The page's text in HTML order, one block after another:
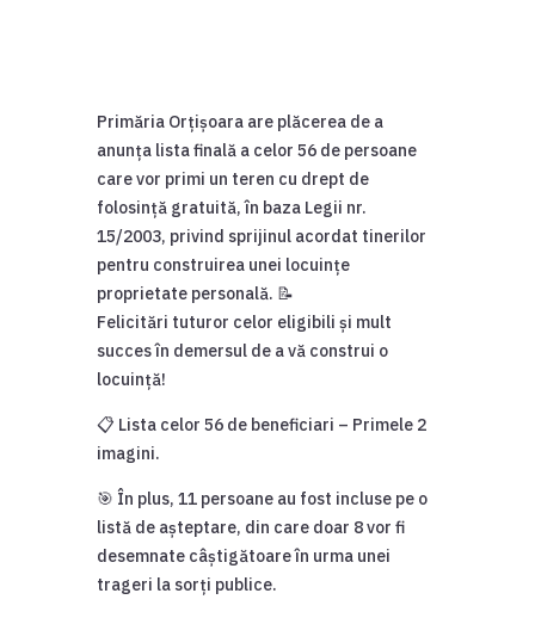
Primăria Orțișoara are plăcerea de a
anunța lista finală a celor 56 de persoane
care vor primi un teren cu drept de
folosință gratuită, în baza Legii nr.
15/2003, privind sprijinul acordat tinerilor
pentru construirea unei locuințe
proprietate personală. 📝
Felicitări tuturor celor eligibili și mult
succes în demersul de a vă construi o
locuință!
📋 Lista celor 56 de beneficiari – Primele 2
imagini.
🎯 În plus, 11 persoane au fost incluse pe o
listă de așteptare, din care doar 8 vor fi
desemnate câștigătoare în urma unei
trageri la sorți publice.